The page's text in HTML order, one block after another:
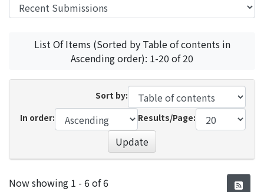
List Of Items (Sorted by Table of contents in
Ascending order): 1-20 of 20
Sort by:
In order:
Results/Page:
Update
Recent Submissions
Now showing 1 - 6 of 6